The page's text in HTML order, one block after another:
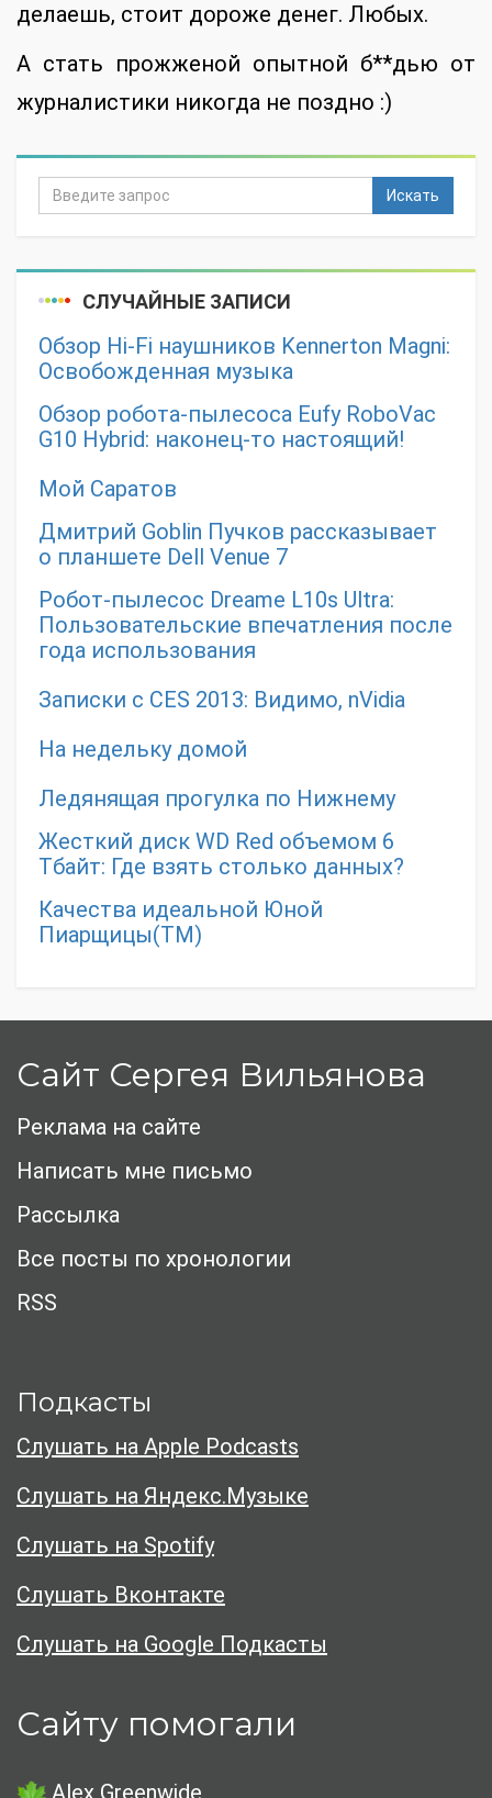
делаешь, стоит дороже денег. Любых.
А стать прожженой опытной б**дью от
журналистики никогда не поздно :)
Искать
СЛУЧАЙНЫЕ ЗАПИСИ
Обзор Hi-Fi наушников Kennerton Magni:
Освобожденная музыка
Обзор робота-пылесоса Eufy RoboVac
G10 Hybrid: наконец-то настоящий!
Мой Саратов
Дмитрий Goblin Пучков рассказывает
о планшете Dell Venue 7
Робот-пылесос Dreame L10s Ultra:
Пользовательские впечатления после
года использования
Записки с CES 2013: Видимо, nVidia
На недельку домой
Ледянящая прогулка по Нижнему
Жесткий диск WD Red объемом 6
Тбайт: Где взять столько данных?
Качества идеальной Юной
Пиарщицы(ТМ)
Сайт Сергея Вильянова
Реклама на сайте
Написать мне письмо
Рассылка
Все посты по хронологии
RSS
Подкасты
Слушать на Apple Podcasts
Слушать на Яндекс.Музыке
Слушать на Spotify
Слушать Вконтакте
Слушать на Google Подкасты
Сайту помогали